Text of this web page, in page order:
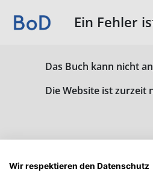
Ein Fehler
Das Buch kann nicht
Die Website ist zurzeit
Wir respektieren den Datenschutz